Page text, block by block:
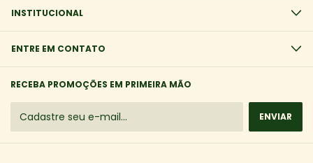
INSTITUCIONAL
ENTRE EM CONTATO
RECEBA PROMOÇÕES EM PRIMEIRA MÃO